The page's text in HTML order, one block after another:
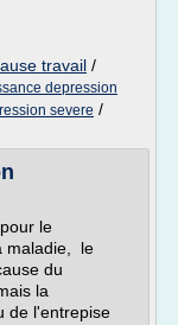
travail /
depression
severe /
le
maladie, le
du
la
de l'entrepise